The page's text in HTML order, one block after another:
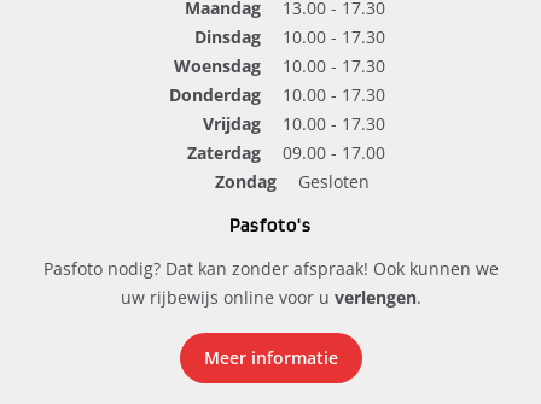
Maandag
13.00 - 17.30
Dinsdag
10.00 - 17.30
Woensdag
10.00 - 17.30
Donderdag
10.00 - 17.30
Vrijdag
10.00 - 17.30
Zaterdag
09.00 - 17.00
Zondag
Gesloten
Pasfoto's
Pasfoto nodig? Dat kan zonder afspraak! Ook kunnen we
uw rijbewijs online voor u verlengen.
Meer informatie